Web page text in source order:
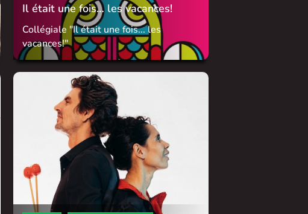
Il était une fois… les vacances!
Collégiale "Il était une fois... les
vacances!"